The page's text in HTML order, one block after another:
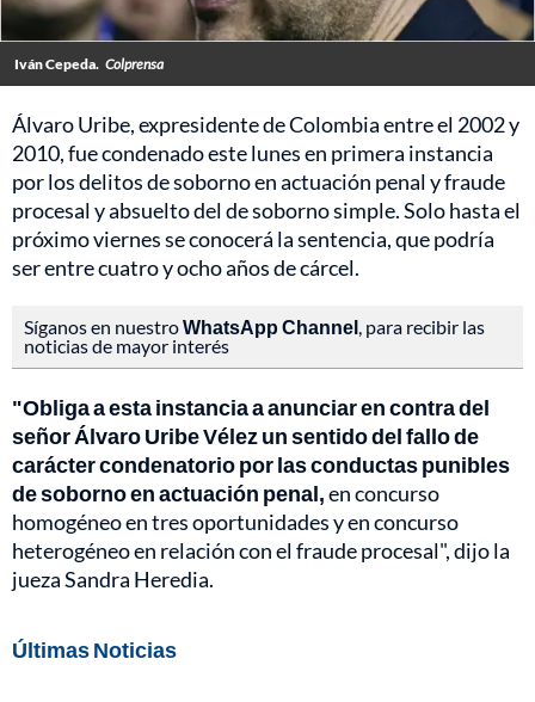
Iván Cepeda. Colprensa
Álvaro Uribe, expresidente de Colombia entre el 2002 y
2010, fue condenado este lunes en primera instancia
por los delitos de soborno en actuación penal y fraude
procesal y absuelto del de soborno simple. Solo hasta el
próximo viernes se conocerá la sentencia, que podría
ser entre cuatro y ocho años de cárcel.
Síganos en nuestroWhatsApp Channel, para recibir las
noticias de mayor interés
"Obliga a esta instancia a anunciar en contra del
señor Álvaro Uribe Vélez un sentido del fallo de
carácter condenatorio por las conductas punibles
de soborno en actuación penal,en concurso
homogéneo en tres oportunidades y en concurso
heterogéneo en relación con el fraude procesal", dijo la
jueza Sandra Heredia.
Últimas Noticias